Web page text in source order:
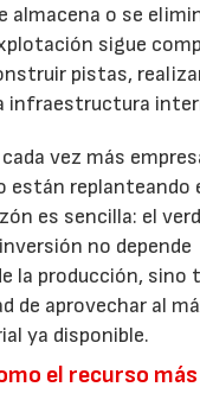
almacena o se
sigue
pistas,
infraestructura
vez más
están replanteando
es sencilla: el
no depende
la producción, sino
de aprovechar al
ya disponible.
el recurso